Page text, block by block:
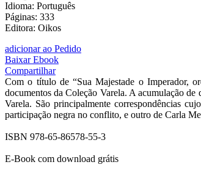
Idioma: Português
Páginas: 333
Editora: Oikos
adicionar ao Pedido
Baixar Ebook
Compartilhar
Com o título de “Sua Majestade o Imperador,
documentos da Coleção Varela. A acumulação
Varela. São principalmente correspondências
participação negra no conflito, e outro de Carla
ISBN 978-65-86578-55-3
E-Book com download grátis